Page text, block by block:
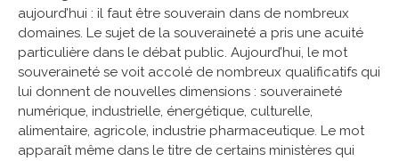
aujourd’hui : il faut être souverain dans de nombreux
domaines. Le sujet de la souveraineté a pris une acuité
particulière dans le débat public. Aujourd’hui, le mot
souveraineté se voit accolé de nombreux qualificatifs qui
lui donnent de nouvelles dimensions : souveraineté
numérique, industrielle, énergétique, culturelle,
alimentaire, agricole, industrie pharmaceutique. Le mot
apparaît même dans le titre de certains ministères qui